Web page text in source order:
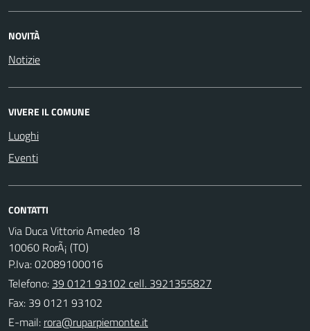
NOVITÀ
Notizie
VIVERE IL COMUNE
Luoghi
Eventi
CONTATTI
Via Duca Vittorio Amedeo 18
10060 RorÃ¡ (TO)
P.Iva: 02089100016
Telefono: 39 0121 93102 cell. 3921355827
Fax: 39 0121 93102
E-mail: